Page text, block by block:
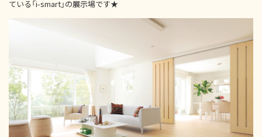
ている「i-smart」の展示場です★